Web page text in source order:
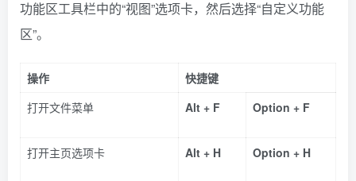
功能区工具栏中的“视图”选项卡，然后选择“自定义功能
区”。
操作
快捷键
打开文件菜单
Alt + F Option + F
打开主页选项卡 Alt + H Option + H